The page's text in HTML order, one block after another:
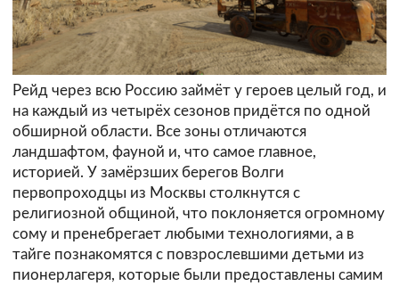
Рейд через всю Россию займёт у героев целый год, и
на каждый из четырёх сезонов придётся по одной
обширной области. Все зоны отличаются
ландшафтом, фауной и, что самое главное,
историей. У замёрзших берегов Волги
первопроходцы из Москвы столкнутся с
религиозной общиной, что поклоняется огромному
сому и пренебрегает любыми технологиями, а в
тайге познакомятся с повзрослевшими детьми из
пионерлагеря, которые были предоставлены самим